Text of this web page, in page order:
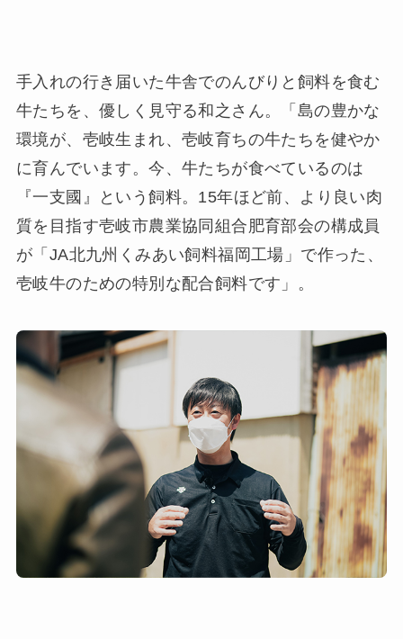
手入れの行き届いた牛舎でのんびりと飼料を食む
牛たちを、優しく見守る和之さん。「島の豊かな
環境が、壱岐生まれ、壱岐育ちの牛たちを健やか
に育んでいます。今、牛たちが食べているのは
『一支國』という飼料。15年ほど前、より良い肉
質を目指す壱岐市農業協同組合肥育部会の構成員
が「JA北九州くみあい飼料福岡工場」で作った、
壱岐牛のための特別な配合飼料です」。